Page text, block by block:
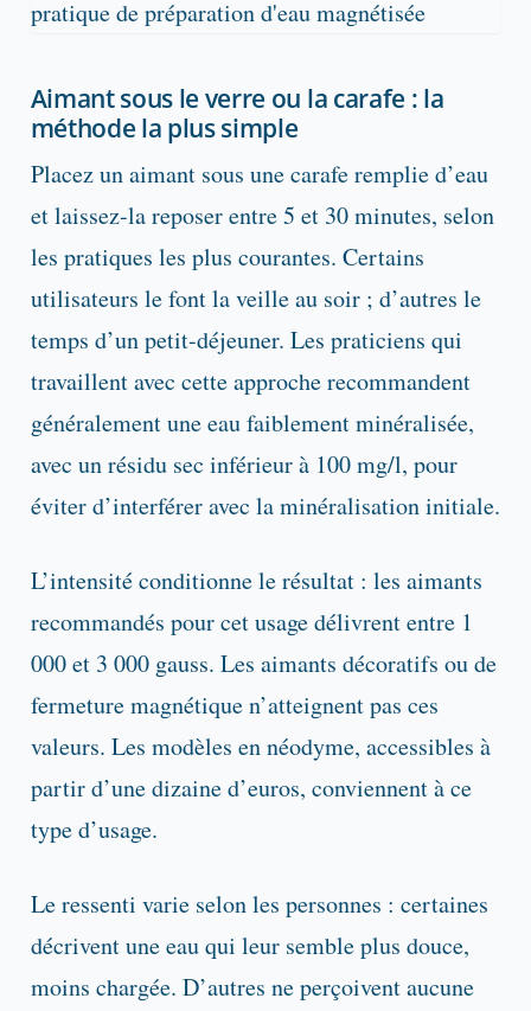
Aimant sous le verre ou la carafe : la
méthode la plus simple
Placez un aimant sous une carafe remplie d’eau
et laissez-la reposer entre 5 et 30 minutes, selon
les pratiques les plus courantes. Certains
utilisateurs le font la veille au soir ; d’autres le
temps d’un petit-déjeuner. Les praticiens qui
travaillent avec cette approche recommandent
généralement une eau faiblement minéralisée,
avec un résidu sec inférieur à 100 mg/l, pour
éviter d’interférer avec la minéralisation initiale.
L’intensité conditionne le résultat : les aimants
recommandés pour cet usage délivrent entre 1
000 et 3 000 gauss. Les aimants décoratifs ou de
fermeture magnétique n’atteignent pas ces
valeurs. Les modèles en néodyme, accessibles à
partir d’une dizaine d’euros, conviennent à ce
type d’usage.
Le ressenti varie selon les personnes : certaines
décrivent une eau qui leur semble plus douce,
moins chargée. D’autres ne perçoivent aucune